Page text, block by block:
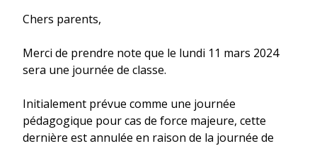
Chers parents,
Merci de prendre note que le lundi 11 mars 2024
sera une journée de classe.
Initialement prévue comme une journée
pédagogique pour cas de force majeure, cette
dernière est annulée en raison de la journée de